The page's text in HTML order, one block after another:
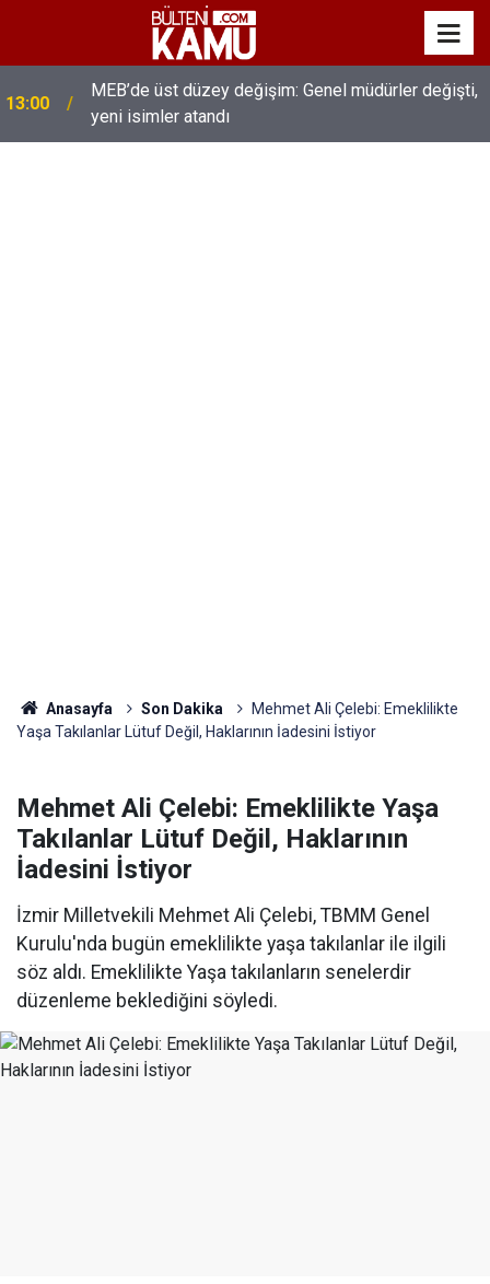
13:00
MEB’de üst düzey değişim: Genel müdürler değişti,
yeni isimler atandı
Anasayfa Son Dakika
Mehmet Ali Çelebi: Emeklilikte
Yaşa Takılanlar Lütuf Değil, Haklarının İadesini İstiyor
Mehmet Ali Çelebi: Emeklilikte Yaşa
Takılanlar Lütuf Değil, Haklarının
İadesini İstiyor
İzmir Milletvekili Mehmet Ali Çelebi, TBMM Genel
Kurulu'nda bugün emeklilikte yaşa takılanlar ile ilgili
söz aldı. Emeklilikte Yaşa takılanların senelerdir
düzenleme beklediğini söyledi.